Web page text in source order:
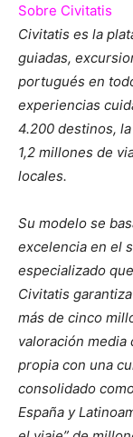
Sobre Civitatis
Civitatis es la
guiadas,
portugués en
experiencias
4.200 destinos,
1,2 millones de
locales.
Su modelo se
excelencia en el
especializado
Civitatis
más de cinco
valoración media
propia con una
consolidado
España y